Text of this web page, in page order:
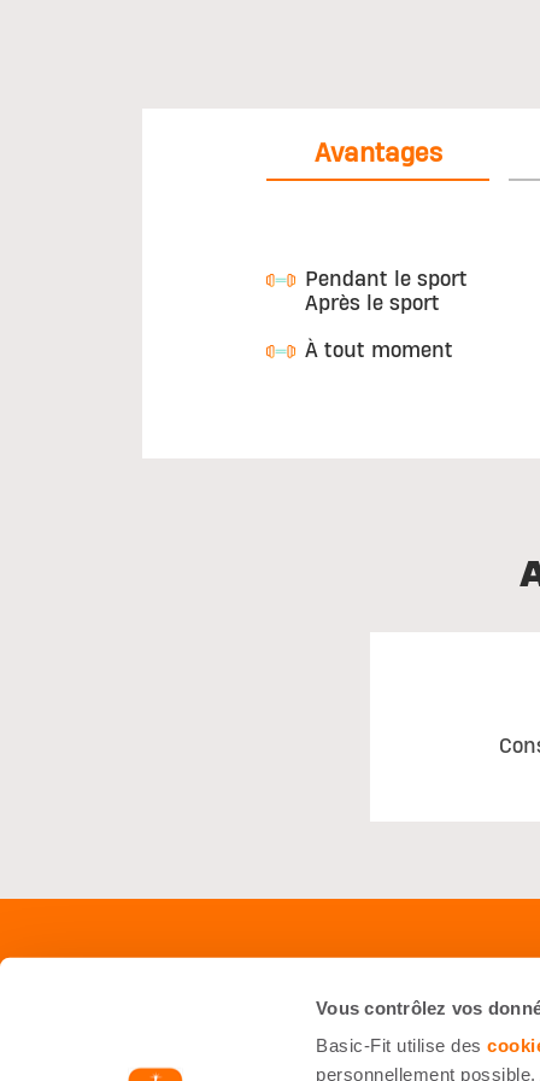
Vous contrôlez vos
Basic-Fit utilise des
personnellement
Avantages
Pendant le sport
Après le sport
À tout moment
Starter Kit
Nous